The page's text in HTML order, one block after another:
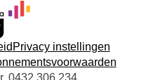
Privacy instellingen